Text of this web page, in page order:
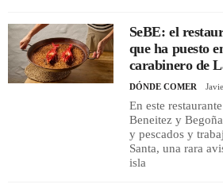
SeBE: el
que ha puesto
carabinero de
DÓNDE COMER
En este
Beneitez y
y pescados y
Santa, una rara
isla